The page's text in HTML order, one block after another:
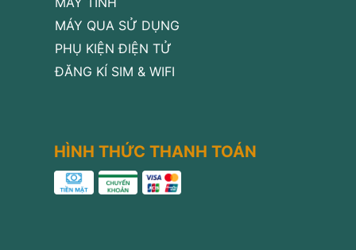
MÁY QUA SỬ DỤNG
PHỤ KIỆN ĐIỆN TỬ
ĐĂNG KÍ SIM & WIFI
HÌNH THỨC THANH TOÁN